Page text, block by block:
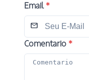
Email *
Comentario *